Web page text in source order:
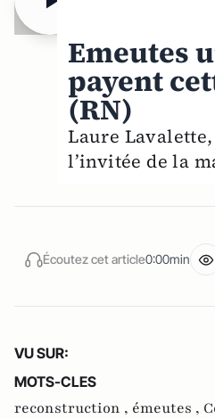
Emeutes
payent
(RN)
Laure
l’invitée de la
Écoutez cet article0:00min
VU SUR:
MOTS-CLES
reconstruction , émeutes ,